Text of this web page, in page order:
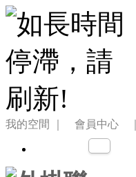
我的空間 ｜ 會員中心 ｜